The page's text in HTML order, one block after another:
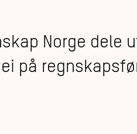
Norge dele
på